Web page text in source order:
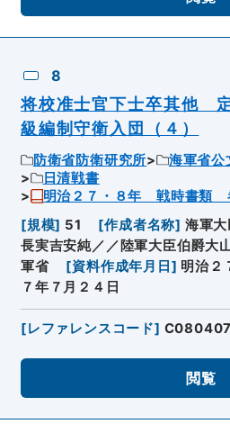
8
将校准士官下士卒其他
級編制守衛入団（４）
防衛省防衛研究所 海軍省公
日清戦書
明治２７・８年 戦時書
[規模] 51 [作成者名称] 海軍
長実吉安純／／陸軍大臣伯爵大
軍省
[資料作成年月日 ] 明治２
７年７月２４日
[レファレンスコード]
閲覧